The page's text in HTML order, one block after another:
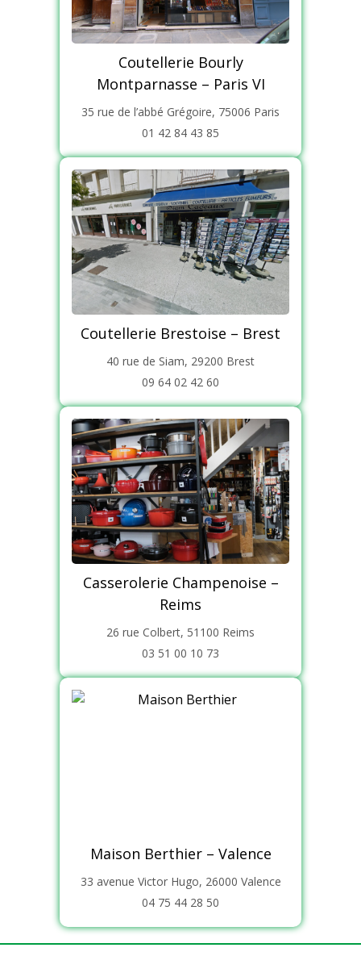
Coutellerie Bourly
Montparnasse – Paris VI
35 rue de l’abbé Grégoire, 75006 Paris
01 42 84 43 85
Coutellerie Brestoise – Brest
40 rue de Siam, 29200 Brest
09 64 02 42 60
Casserolerie Champenoise –
Reims
26 rue Colbert, 51100 Reims
03 51 00 10 73
Maison Berthier – Valence
33 avenue Victor Hugo, 26000 Valence
04 75 44 28 50